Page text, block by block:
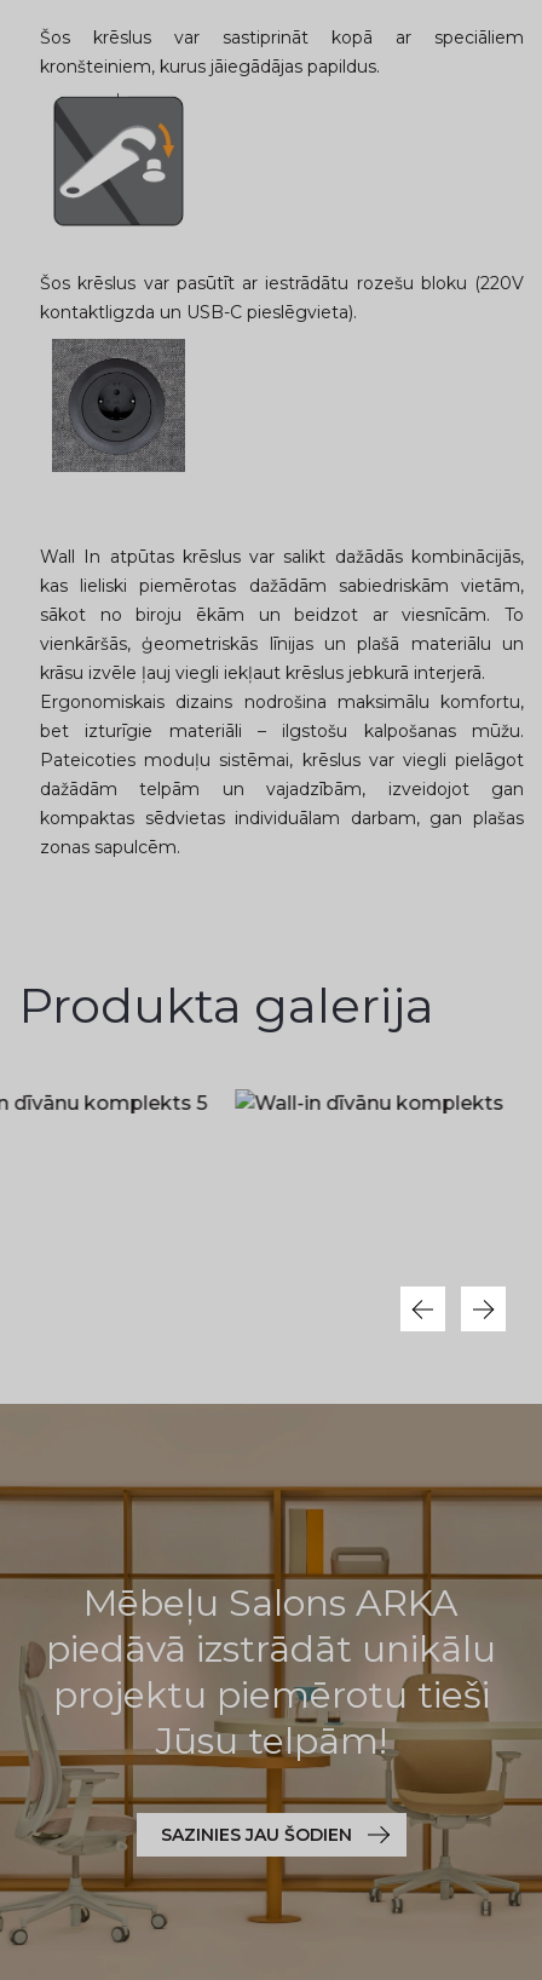
Šos krēslus var sastiprināt kopā ar speciāliem
kronšteiniem, kurus jāiegādājas papildus.
Šos krēslus var pasūtīt ar iestrādātu rozešu bloku (220V
kontaktligzda un USB-C pieslēgvieta).
Wall In atpūtas krēslus var salikt dažādās kombinācijās,
kas lieliski piemērotas dažādām sabiedriskām vietām,
sākot no biroju ēkām un beidzot ar viesnīcām. To
vienkāršās, ģeometriskās līnijas un plašā materiālu un
krāsu izvēle ļauj viegli iekļaut krēslus jebkurā interjerā.
Ergonomiskais dizains nodrošina maksimālu komfortu,
bet izturīgie materiāli – ilgstošu kalpošanas mūžu.
Pateicoties moduļu sistēmai, krēslus var viegli pielāgot
dažādām telpām un vajadzībām, izveidojot gan
kompaktas sēdvietas individuālam darbam, gan plašas
zonas sapulcēm.
Produkta galerija
Mēbeļu Salons ARKA
piedāvā izstrādāt unikālu
projektu piemērotu tieši
Jūsu telpām!
SAZINIES JAU ŠODIEN